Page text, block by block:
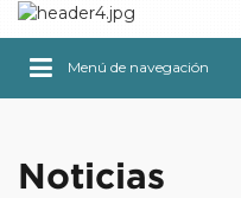
Menú de navegación
Noticias